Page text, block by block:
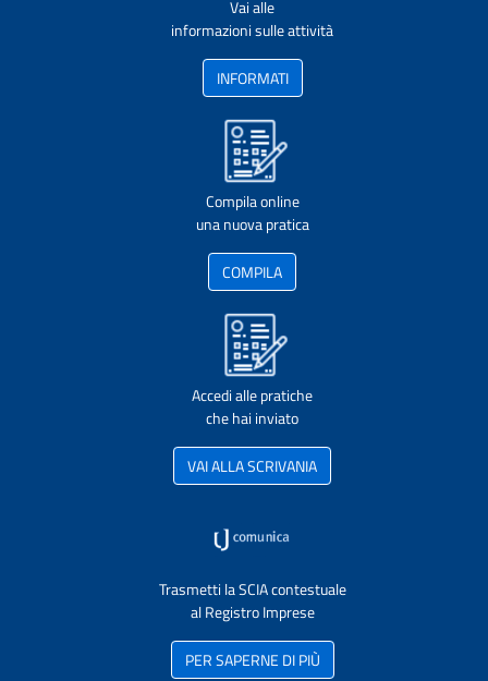
Vai alle
informazioni sulle attività
INFORMATI
Compila online
una nuova pratica
COMPILA
Accedi alle pratiche
che hai inviato
VAI ALLA SCRIVANIA
Trasmetti la SCIA contestuale
al Registro Imprese
PER SAPERNE DI PIÙ